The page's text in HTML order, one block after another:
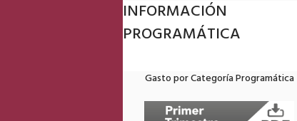
INFORMACIÓN
PROGRAMÁTICA
Gasto por Categoría Programática